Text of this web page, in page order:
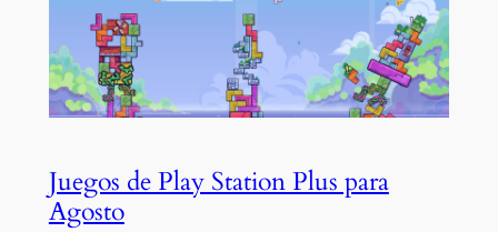
Juegos de Play Station Plus para
Agosto